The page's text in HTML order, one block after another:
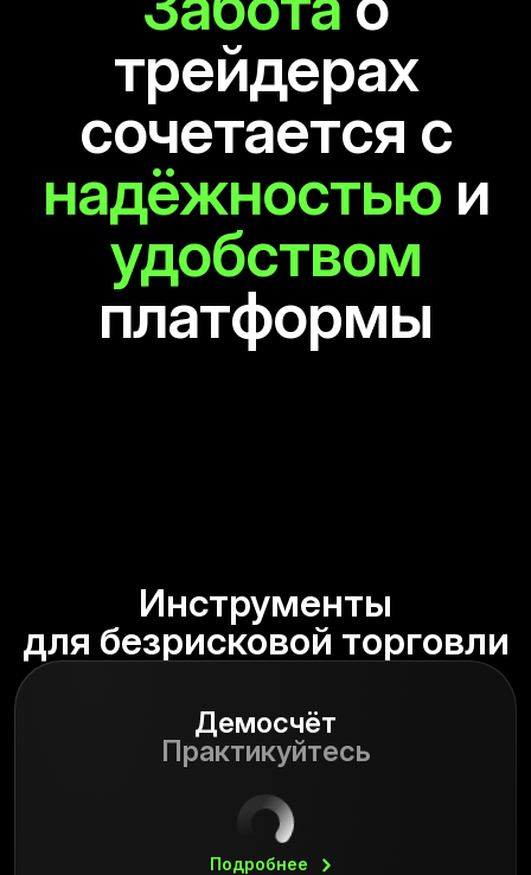
трейдерах
сочетается с
надёжностью и
удобством
платформы
Инструменты
для безрисковой торговли
Демосчёт
Практикуйтесь
Подробнее